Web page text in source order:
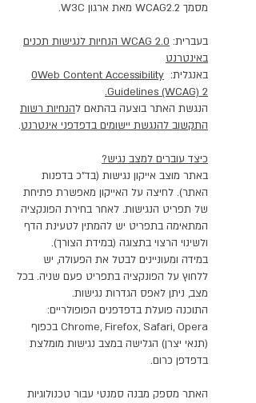
מסמך WCAG2.2 מאת ארגון W3C.
בעברית:
WCAG 2.0 הנחיות לנגישות תכנים
באינטרנט
באנגלית:
0Web Content Accessibility
Guidelines (WCAG) 2.
הנגשת האתר בוצעה בהתאם להנחיות רשות
התקשוב להנגשת יישומים בדפדפני אינטרנט.
כיצד עוברים למצב נגיש?
באתר מוצב אייקון נגישות (בד"כ בדפנות
האתר). לחיצה על האייקון מאפשרת פתיחת
של תפריט הנגישות. לאחר בחירת הפונקציה
המתאימה בתפריט יש להמתין לטעינת הדף
ולשינוי הרצוי בתצוגה (במידת הצורך).
במידה ומעוניינים לבטל את הפעולה, יש
ללחוץ על הפונקציה בתפריט פעם שניה. בכל
מצב, ניתן לאפס הגדרות נגישות.
התוכנה פועלת בדפדפנים הפופולריים:
Chrome, Firefox, Safari, Opera בכפוף
(תנאי יצרן) הגלישה במצב נגישות מומלצת
בדפדפן כרום.
האתר מספק מבנה סמנטי עבור טכנולוגיות